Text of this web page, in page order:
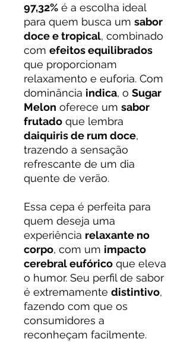
97,32% é a escolha ideal
para quem busca um sabor
doce e tropical, combinado
com efeitos equilibrados
que proporcionam
relaxamento e euforia. Com
dominância indica, o Sugar
Melon oferece um sabor
frutado que lembra
daiquiris de rum doce,
trazendo a sensação
refrescante de um dia
quente de verão.
Essa cepa é perfeita para
quem deseja uma
experiência relaxante no
corpo, com um impacto
cerebral eufórico que eleva
o humor. Seu perfil de sabor
é extremamente distintivo,
fazendo com que os
consumidores a
reconheçam facilmente.